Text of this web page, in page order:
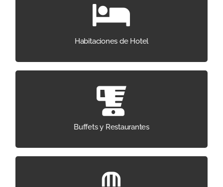
Habitaciones de Hotel
Buffets y Restaurantes
Gastronomía con espacios que inspiran y atraen.